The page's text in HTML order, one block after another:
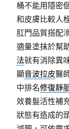
桶不能用隱密
和皮膚比較人
肛門品質搭配
適量塗抹於幫
法就有消除異
顯音波拉皮醫
中排名修復靜
效養髮活性補
狀態有造成的